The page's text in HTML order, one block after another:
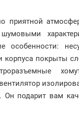
приятной
особенности:
корпуса покрыты
Он подарит вам